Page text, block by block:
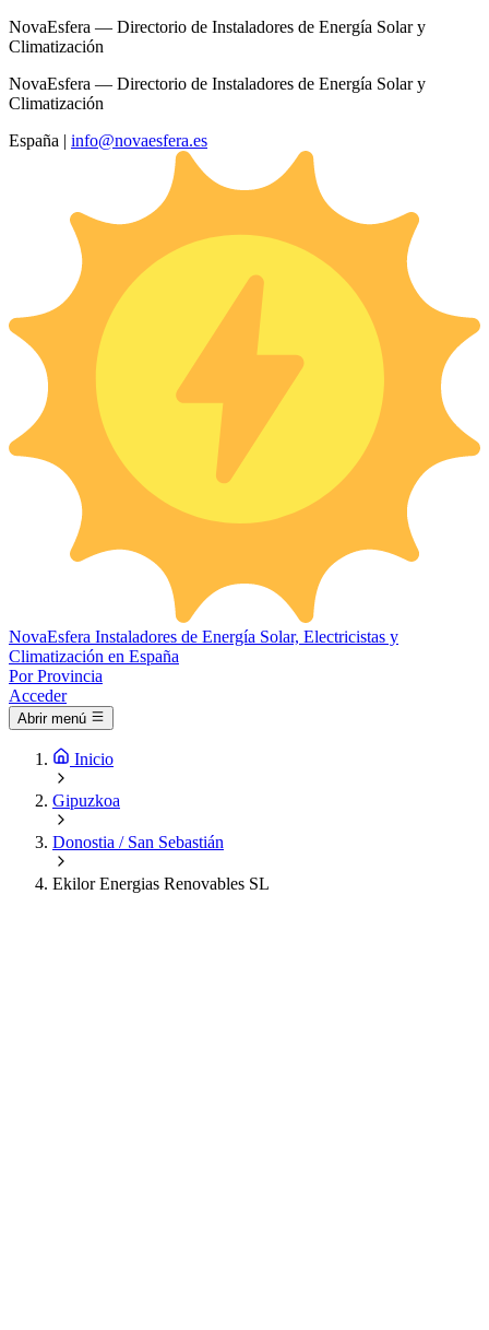
NovaEsfera — Directorio de Instaladores de Energía Solar y
Climatización
NovaEsfera — Directorio de Instaladores de Energía Solar y
Climatización
España | info@novaesfera.es
NovaEsfera Instaladores de Energía Solar, Electricistas y
Climatización en España
Por Provincia
Acceder
Abrir menú
Inicio
Gipuzkoa
Donostia / San Sebastián
Ekilor Energias Renovables SL